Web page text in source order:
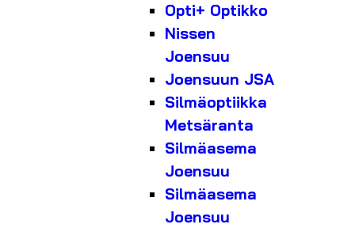
Opti+ Optikko
Nissen
Joensuu
Joensuun JSA
Silmäoptiikka
Metsäranta
Silmäasema
Joensuu
Silmäasema
Joensuu